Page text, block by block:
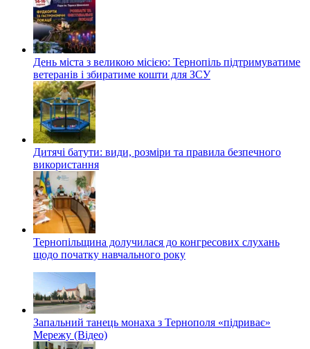
День міста з великою місією: Тернопіль підтримуватиме
ветеранів і збиратиме кошти для ЗСУ
Дитячі батути: види, розміри та правила безпечного
використання
Тернопільщина долучилася до конгресових слухань
щодо початку навчального року
Запальний танець монаха з Тернополя «підриває»
Мережу (Відео)